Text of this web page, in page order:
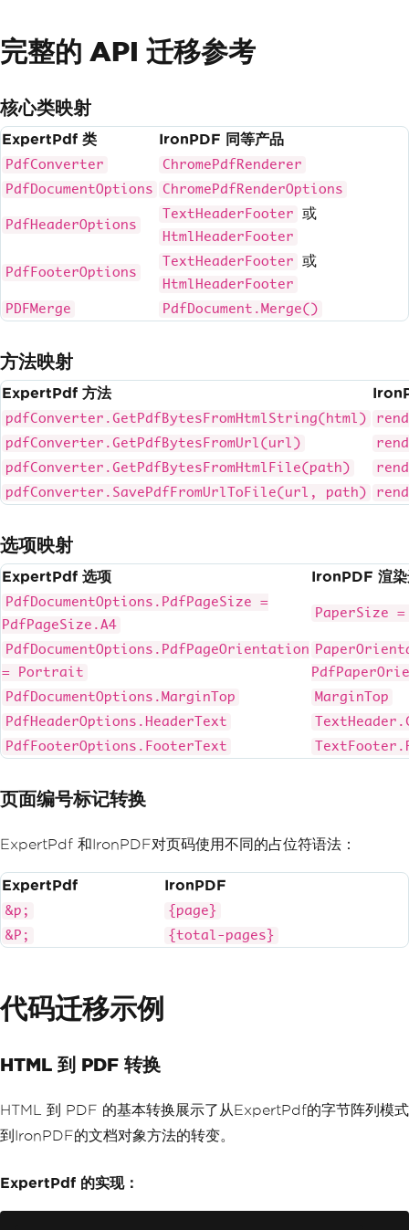
完整的 API 迁移参考
核心类映射
ExpertPdf 类 IronPDF 同等产品
PdfConverter
ChromePdfRenderer
PdfDocumentOptions
ChromePdfRenderOptions
PdfHeaderOptions
TextHeaderFooter 或
HtmlHeaderFooter
PdfFooterOptions
TextHeaderFooter 或
HtmlHeaderFooter
PDFMerge
PdfDocument.Merge()
方法映射
ExpertPdf 方法
pdfConverter.GetPdfBytesFromHtmlString(html)
pdfConverter.GetPdfBytesFromUrl(url)
pdfConverter.GetPdfBytesFromHtmlFile(path)
pdfConverter.SavePdfFromUrlToFile(url, path)
选项映射
ExpertPdf 选项 IronPDF 渲染
PdfDocumentOptions.PdfPageSize =
PdfPageSize.A4
PaperSize
PdfDocumentOptions.PdfPageOrientation
= Portrait
PdfDocumentOptions.MarginTop
MarginTop
PdfHeaderOptions.HeaderText
PdfFooterOptions.FooterText
页面编号标记转换
ExpertPdf 和IronPDF对页码使用不同的占位符语法：
ExpertPdf IronPDF
&p;
{page}
&P;
{total-pages}
代码迁移示例
HTML 到 PDF 转换
HTML 到 PDF 的基本转换展示了从ExpertPdf的字节阵列模式
到IronPDF的文档对象方法的转变。
ExpertPdf 的实现：